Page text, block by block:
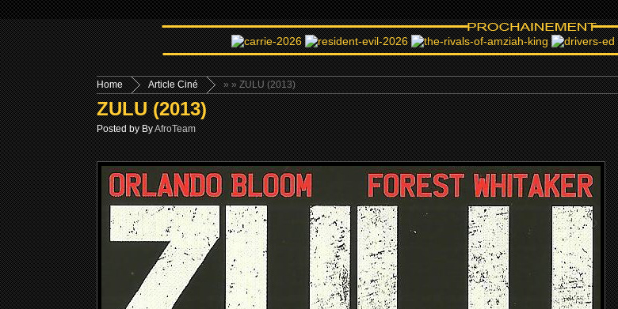
Home »
Article Ciné » ZULU (2013)
ZULU (2013)
Posted by ByAfroTeam